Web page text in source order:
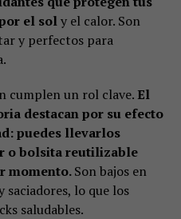
el soly el calor. Son
y perfectos para
cumplen un rol clave. El
destacan por su efecto
puedes llevarlos
o bolsita reutilizable
momento.Son bajos en
lo que los
saludables.